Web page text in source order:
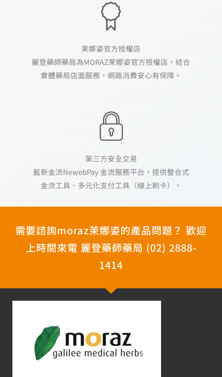
茉娜姿官方授權店
麗登藥師藥局為MORAZ茉娜姿官方授權店，結合
實體藥局店面服務，網路消費安心有保障。
第三方安全交易
藍新金流NewebPay 金流服務平台，提供整合式
金流工具、多元化支付工具（線上刷卡）。
需要諮詢moraz茉娜姿的產品問題？ 歡迎
上時間來電 麗登藥師藥局 (02) 2888-
1414